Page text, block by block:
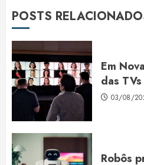
POSTS
Em
das TVs
03/08/
Robôs